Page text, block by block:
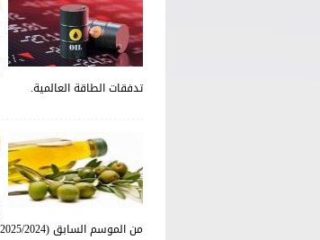
تدفقات الطاقة العالمية.
من الموسم السابق (2025/2024).